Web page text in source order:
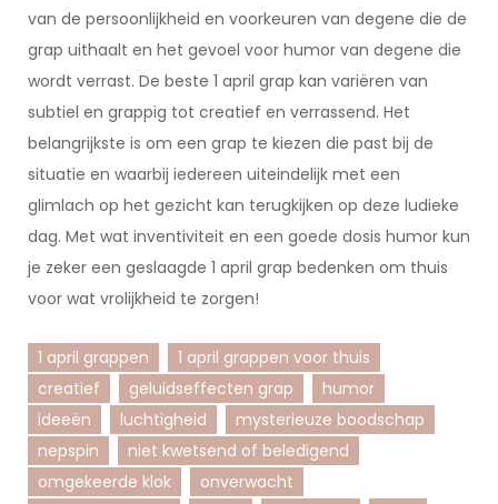
van de persoonlijkheid en voorkeuren van degene die de
grap uithaalt en het gevoel voor humor van degene die
wordt verrast. De beste 1 april grap kan variëren van
subtiel en grappig tot creatief en verrassend. Het
belangrijkste is om een grap te kiezen die past bij de
situatie en waarbij iedereen uiteindelijk met een
glimlach op het gezicht kan terugkijken op deze ludieke
dag. Met wat inventiviteit en een goede dosis humor kun
je zeker een geslaagde 1 april grap bedenken om thuis
voor wat vrolijkheid te zorgen!
1 april grappen
1 april grappen voor thuis
creatief
geluidseffecten grap
humor
ideeën
luchtigheid
mysterieuze boodschap
nepspin
niet kwetsend of beledigend
omgekeerde klok
onverwacht